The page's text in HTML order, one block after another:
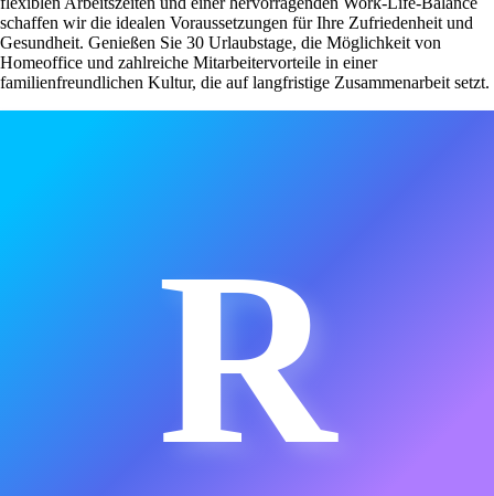
schaffen wir die idealen Voraussetzungen für Ihre Zufriedenheit und
Gesundheit. Genießen Sie 30 Urlaubstage, die Möglichkeit von
Homeoffice und zahlreiche Mitarbeitervorteile in einer
familienfreundlichen Kultur, die auf langfristige Zusammenarbeit setzt.
R